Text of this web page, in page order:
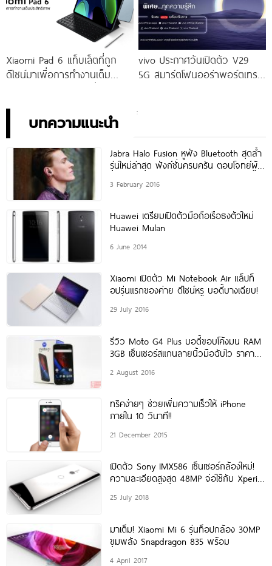
Xiaomi Pad 6 แท็บเล็ตที่ถูก
ดีไซน์มาเพื่อการทำงานเต็ม
vivo ประกาศวันเปิดตัว V29
5G สมาร์ตโฟนออร่าพอร์ตเทร
บทความแนะนำ
Jabra Halo Fusion หูฟัง Bluetooth สุดล้ำ
รุ่นใหม่ล่าสุด ฟังก์ชั่นครบครัน ตอบโจทย์ผู้ใช้
3 February 2016
Huawei เตรียมเปิดตัวมือถือเรือธงตัวใหม่
Huawei Mulan
6 June 2014
Xiaomi เปิดตัว Mi Notebook Air แล็ปท็
อปรุ่นแรกของค่าย ดีไซน์หรู บอดี้บางเฉียบ!
29 July 2016
รีวิว Moto G4 Plus บอดี้ขอบโค้งมน RAM
3GB เซ็นเซอร์สแกนลายนิ้วมือฉับไว ราคา
2 August 2016
ทริคง่ายๆ ช่วยเพิ่มความเร็วให้ iPhone
ภายใน 10 วินาที!!
21 December 2015
เปิดตัว Sony IMX586 เซ็นเซอร์กล้องใหม่!
ความละเอียดสูงสุด 48MP จ่อใช้กับ Xperia
25 July 2018
มาเต็ม! Xiaomi Mi 6 รุ่นท็อปกล้อง 30MP
ขุมพลัง Snapdragon 835 พร้อม
4 April 2017